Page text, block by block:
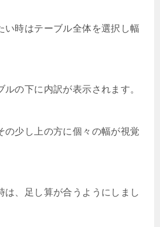
い時はテーブル全体を選択し幅
の下に内訳が表示されます。
の少し上の方に個々の幅が視覚
は、足し算が合うようにしまし